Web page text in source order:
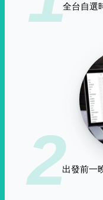
全台自選
2出發前一